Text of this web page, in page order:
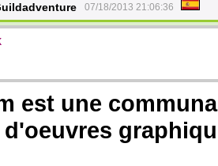
07/18/2013 21:06:36
est une